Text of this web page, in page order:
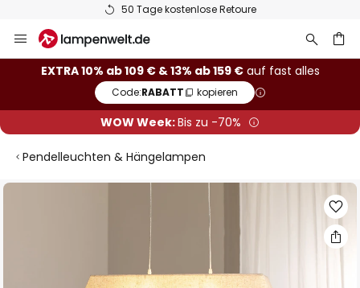
50 Tage kostenlose Retoure
Inhalt
springen
EXTRA 10% ab 109 € & 13% ab 159 €auf fast alles
Code:RABATT kopieren
WOW Week:Bis zu -70%
Pendelleuchten & Hängelampen
Zum